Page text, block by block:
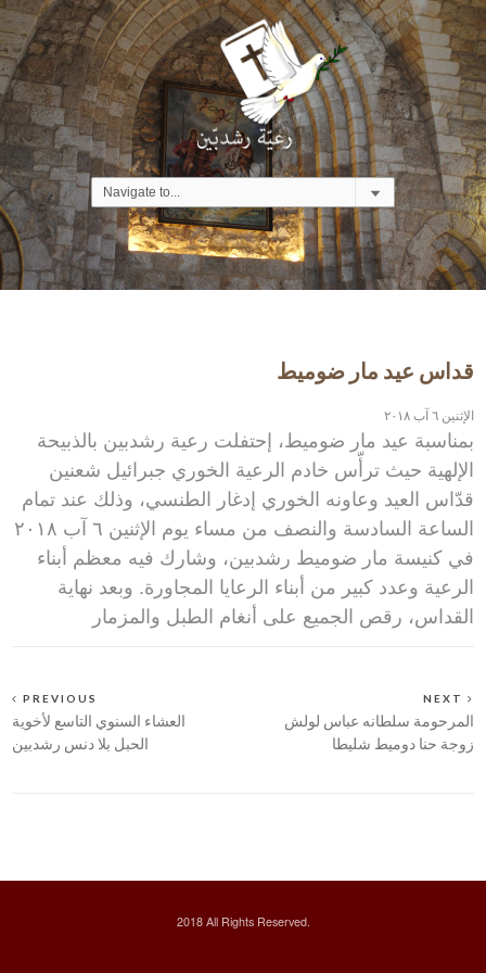
قداس عيد مار ضوميط
الإثنين ٦ آب ٢٠١٨
بمناسبة عيد مار ضوميط، إحتفلت رعية رشدبين بالذبيحة
الإلهية حيث ترأّس خادم الرعية الخوري جبرائيل شعنين
قدّاس العيد وعاونه الخوري إدغار الطنسي، وذلك عند تمام
الساعة السادسة والنصف من مساء يوم الإثنين ٦ آب ٢٠١٨
في كنيسة مار ضوميط رشدبين، وشارك فيه معظم أبناء
الرعية وعدد كبير من أبناء الرعايا المجاورة. وبعد نهاية
القداس، رقص الجميع على أنغام الطبل والمزمار
PREVIOUS
العشاء السنوي التاسع لأخوية
الحبل بلا دنس رشدبين
NEXT
المرحومة سلطانه عباس لولش
زوجة حنا دوميط شليطا
2018 All Rights Reserved.